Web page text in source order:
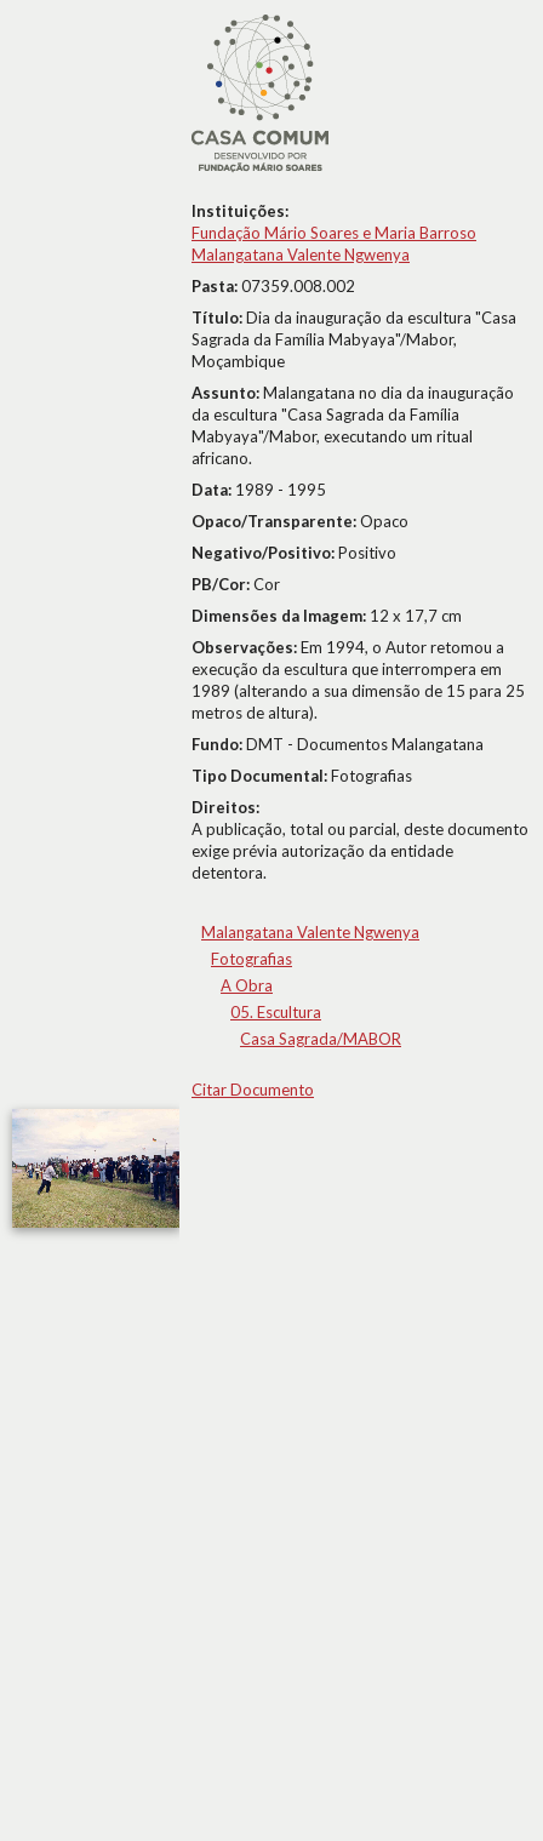
Instituições:
Fundação Mário Soares e Maria Barroso
Malangatana Valente Ngwenya
Pasta:07359.008.002
Título:Dia da inauguração da escultura "Casa
Sagrada da Família Mabyaya"/Mabor,
Moçambique
Assunto:Malangatana no dia da inauguração
da escultura "Casa Sagrada da Família
Mabyaya"/Mabor, executando um ritual
africano.
Data: 1989 - 1995
Opaco/Transparente:Opaco
Negativo/Positivo:Positivo
PB/Cor:Cor
Dimensões da Imagem: 12 x 17,7 cm
Observações:Em 1994, o Autor retomou a
execução da escultura que interrompera em
1989 (alterando a sua dimensão de 15 para 25
metros de altura).
Fundo:DMT - Documentos Malangatana
Tipo Documental:Fotografias
Direitos:
A publicação, total ou parcial, deste documento
exige prévia autorização da entidade
detentora.
Malangatana Valente Ngwenya
Fotografias
A Obra
05. Escultura
Casa Sagrada/MABOR
Citar Documento